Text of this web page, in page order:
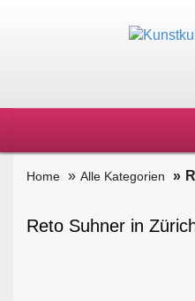
Home Alle Kategorien
Reto Suhner in